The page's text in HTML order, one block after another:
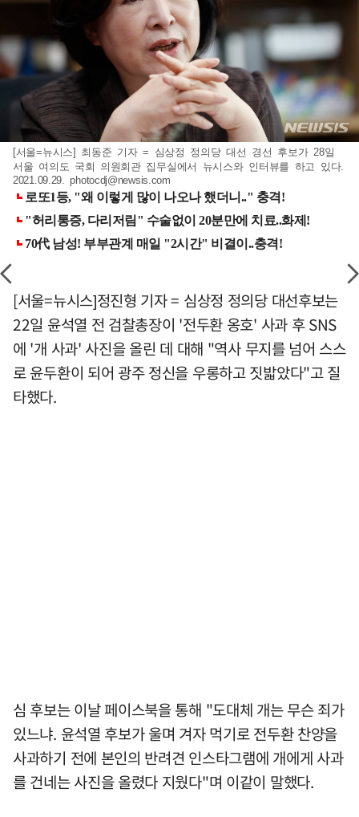
[서울=뉴시스] 최동준 기자 = 심상정 정의당 대선 경선 후보가 28일
서울 여의도 국회 의원회관 집무실에서 뉴시스와 인터뷰를 하고 있다.
2021.09.29.photocdj@newsis.com
[서울=뉴시스]정진형 기자 = 심상정 정의당 대선후보는
22일 윤석열 전 검찰총장이 '전두환 옹호' 사과 후 SNS
에 '개 사과' 사진을 올린 데 대해 "역사 무지를 넘어 스스
로 윤두환이 되어 광주 정신을 우롱하고 짓밟았다"고 질
타했다.
심 후보는 이날 페이스북을 통해 "도대체 개는 무슨 죄가
있느냐. 윤석열 후보가 울며 겨자 먹기로 전두환 찬양을
사과하기 전에 본인의 반려견 인스타그램에 개에게 사과
를 건네는 사진을 올렸다 지웠다"며 이같이 말했다.